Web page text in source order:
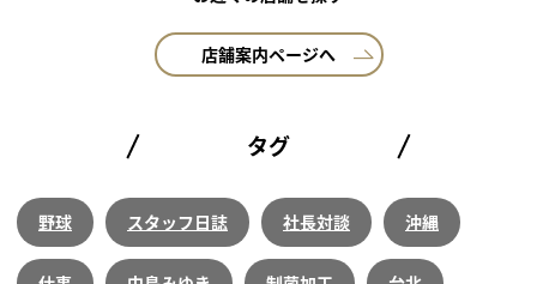
店舗案内ページへ
タグ
野球 スタッフ日誌 社長対談 沖縄